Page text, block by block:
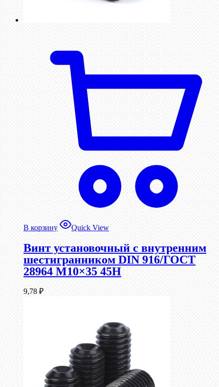
В корзину Quick View
Винт установочный с внутренним
шестигранником DIN 916/ГОСТ
28964 М10×35 45Н
9,78 ₽